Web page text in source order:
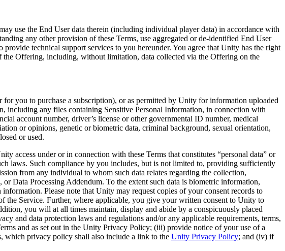
use the End User data therein (including individual player data) in accordance with
any other provision of these Terms, use aggregated or de-identified End User
technical support services to you hereunder. You agree that Unity has the right
the Offering, including, without limitation, data collected via the Offering on the
you to purchase a subscription), or as permitted by Unity for information uploaded
including any files containing Sensitive Personal Information, in connection with
account number, driver’s license or other governmental ID number, medical
or opinions, genetic or biometric data, criminal background, sexual orientation,
or used.
access under or in connection with these Terms that constitutes “personal data” or
laws. Such compliance by you includes, but is not limited to, providing sufficiently
from any individual to whom such data relates regarding the collection,
Data Processing Addendum. To the extent such data is biometric information,
Please note that Unity may request copies of your consent records to
Service. Further, where applicable, you give your written consent to Unity to
you will at all times maintain, display and abide by a conspicuously placed
and data protection laws and regulations and/or any applicable requirements, terms,
and as set out in the Unity Privacy Policy; (iii) provide notice of your use of a
which privacy policy shall also include a link to the Unity Privacy Policy; and (iv) if